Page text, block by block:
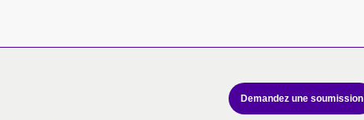
Demandez une soumission